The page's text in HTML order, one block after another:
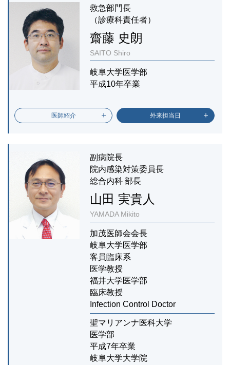
救急部門長
（診療科責任者）
齋藤 史朗
SAITO Shiro
岐阜大学医学部
平成10年卒業
医師紹介 外来担当日
副病院長
院内感染対策委員長
総合内科 部長
山田 実貴人
YAMADA Mikito
加茂医師会会長
岐阜大学医学部
客員臨床系
医学教授
福井大学医学部
臨床教授
Infection Control Doctor
聖マリアンナ医科大学
医学部
平成7年卒業
岐阜大学大学院